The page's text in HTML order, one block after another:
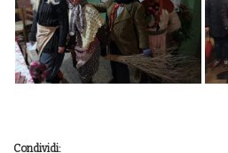
Condividi: